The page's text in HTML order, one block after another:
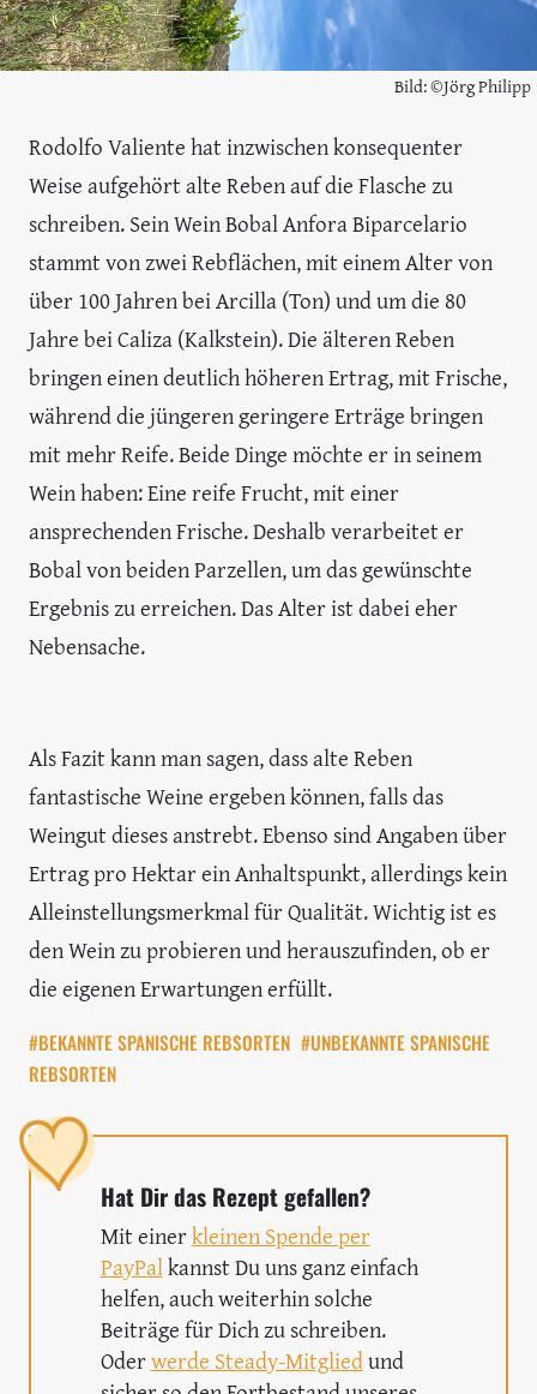
Bild: ©Jörg Philipp
Rodolfo Valiente hat inzwischen konsequenter
Weise aufgehört alte Reben auf die Flasche zu
schreiben. Sein Wein Bobal Anfora Biparcelario
stammt von zwei Rebflächen, mit einem Alter von
über 100 Jahren bei Arcilla (Ton) und um die 80
Jahre bei Caliza (Kalkstein). Die älteren Reben
bringen einen deutlich höheren Ertrag, mit Frische,
während die jüngeren geringere Erträge bringen
mit mehr Reife. Beide Dinge möchte er in seinem
Wein haben: Eine reife Frucht, mit einer
ansprechenden Frische. Deshalb verarbeitet er
Bobal von beiden Parzellen, um das gewünschte
Ergebnis zu erreichen. Das Alter ist dabei eher
Nebensache.
Als Fazit kann man sagen, dass alte Reben
fantastische Weine ergeben können, falls das
Weingut dieses anstrebt. Ebenso sind Angaben über
Ertrag pro Hektar ein Anhaltspunkt, allerdings kein
Alleinstellungsmerkmal für Qualität. Wichtig ist es
den Wein zu probieren und herauszufinden, ob er
die eigenen Erwartungen erfüllt.
#BEKANNTE SPANISCHE REBSORTEN #UNBEKANNTE SPANISCHE
REBSORTEN
Hat Dir das Rezept gefallen?
Mit einerkleinen Spende per
PayPalkannst Du uns ganz einfach
helfen, auch weiterhin solche
Beiträge für Dich zu schreiben.
Oderwerde Steady-Mitgliedund